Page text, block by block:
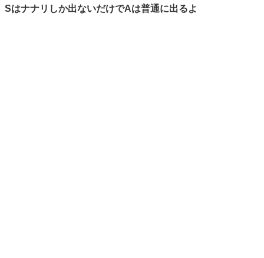
Sはナナリしか出ないだけでAは普通に出るよ